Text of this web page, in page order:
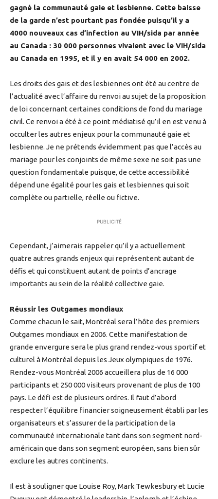
gagné la communauté gaie et lesbienne. Cette baisse
de la garde n’est pourtant pas fondée puisqu’il y a
4000 nouveaux cas d’infection au VIH/sida par année
au Canada : 30 000 personnes vivaient avec le VIH/sida
au Canada en 1995, et il y en avait 54 000 en 2002.
Les droits des gais et des lesbiennes ont été au centre de
l’actualité avec l’affaire du renvoi au sujet de la proposition
de loi concernant certaines conditions de fond du mariage
civil. Ce renvoi a été à ce point médiatisé qu’il en est venu à
occulter les autres enjeux pour la communauté gaie et
lesbienne. Je ne prétends évidemment pas que l’accès au
mariage pour les conjoints de même sexe ne soit pas une
question fondamentale puisque, de cette accessibilité
dépend une égalité pour les gais et lesbiennes qui soit
complète ou partielle, réelle ou fictive.
PUBLICITÉ
Cependant, j’aimerais rappeler qu’il y a actuellement
quatre autres grands enjeux qui représentent autant de
défis et qui constituent autant de points d’ancrage
importants au sein de la réalité collective gaie.
Réussir les Outgames mondiaux
Comme chacun le sait, Montréal sera l’hôte des premiers
Outgames mondiaux en 2006. Cette manifestation de
grande envergure sera le plus grand rendez-vous sportif et
culturel à Montréal depuis les Jeux olympiques de 1976.
Rendez-vous Montréal 2006 accueillera plus de 16 000
participants et 250 000 visiteurs provenant de plus de 100
pays. Le défi est de plusieurs ordres. Il faut d’abord
respecter l’équilibre financier soigneusement établi par les
organisateurs et s’assurer de la participation de la
communauté internationale tant dans son segment nord-
américain que dans son segment européen, sans bien sûr
exclure les autres continents.
Il est à souligner que Louise Roy, Mark Tewkesbury et Lucie